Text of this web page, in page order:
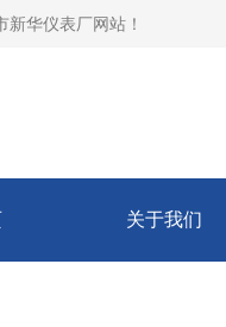
新华仪表厂网站 ！
关于我们